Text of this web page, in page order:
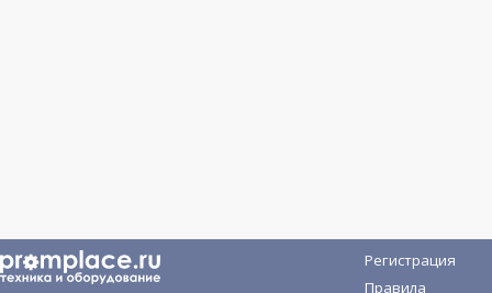
Регистрация
Правила